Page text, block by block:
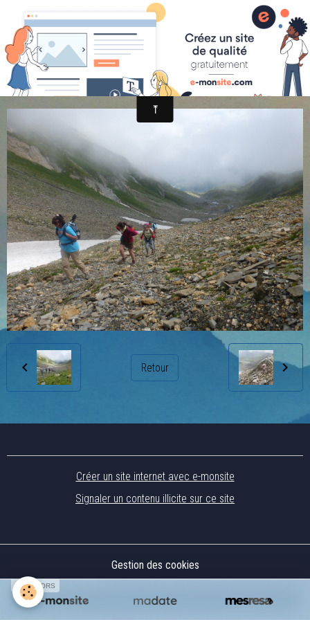
randonnée et découverte nature
2014-08-05 10.56.39
Retour
Créer un site internet avec e-monsite
Signaler un contenu illicite sur ce site
Gestion des cookies
SPONSORS